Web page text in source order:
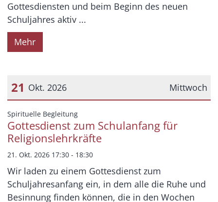
Gottesdiensten und beim Beginn des neuen
Schuljahres aktiv ...
Mehr
Mittwoch
21 Okt. 2026
Datum: 21. Oktober 2026
Spirituelle Begleitung:
Gottesdienst zum Schulanfang für
Religionslehrkräfte
21. Okt. 2026 17:30 - 18:30
Wir laden zu einem Gottesdienst zum
Schuljahresanfang ein, in dem alle die Ruhe und
Besinnung finden können, die in den Wochen